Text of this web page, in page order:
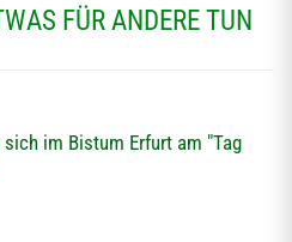
FÜR ANDERE TUN
im Bistum Erfurt am "Tag